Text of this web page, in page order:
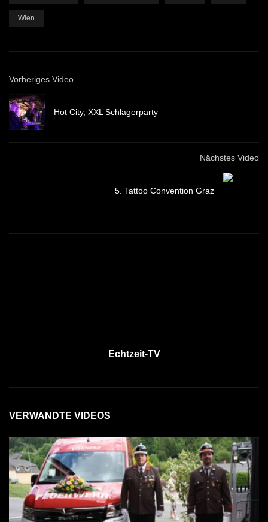
Wien
Vorheriges Video
Hot City, XXL Schlagerparty
Nächstes Video
5. Tattoo Convention Graz
Echtzeit-TV
VERWANDTE VIDEOS